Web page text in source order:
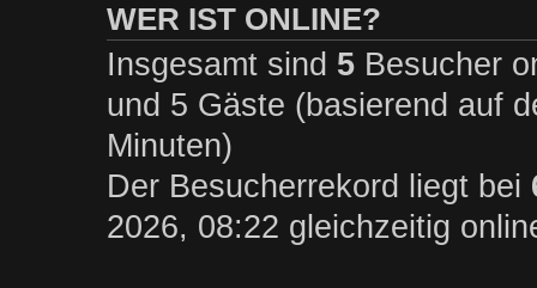
WER IST ONLINE?
Insgesamt sind 5Besucher
und 5 Gäste (basierend auf
Minuten)
Der Besucherrekord liegt bei
2026, 08:22 gleichzeitig